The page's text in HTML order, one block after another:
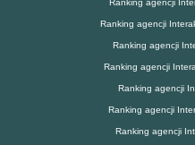
Ranking agencji
Ranking agencji
Ranking agencji
Ranking agencji
Ranking agencji
Ranking agencji
Ranking agencji